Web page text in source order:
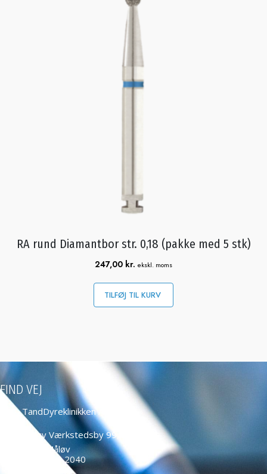
RA rund Diamantbor str. 0,18 (pakke med 5 stk)
247,00 kr. ekskl. moms
TILFØJ TIL KURV
FIND VEJ
TandDyreklinikken ApS
Måløv Værkstedsby 99,
2760 Måløv
+45 4466 2040